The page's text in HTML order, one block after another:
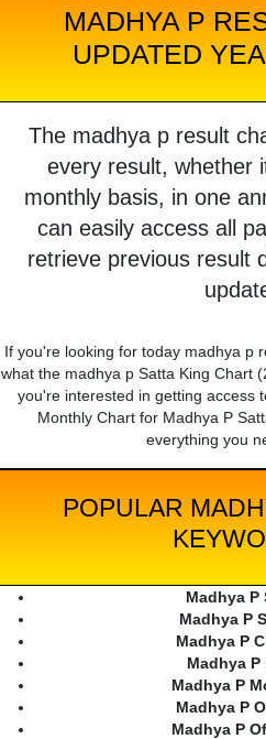
MADHYA P
UPDATED
The madhya p result
every result, whether
monthly basis, in one
can easily access all
retrieve previous result
If you're looking for today madhya p
what the madhya p Satta King Chart
you're interested in getting access
Monthly Chart for Madhya P
everything you
POPULAR
Madhya P
Madhya P
Madhya P
Madhya
Madhya P
Madhya P
Madhya P